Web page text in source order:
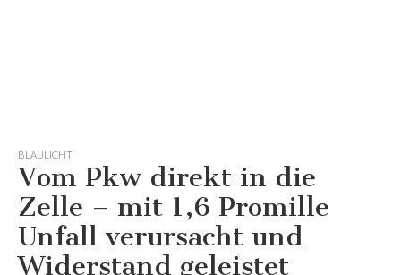
BLAULICHT
Vom Pkw direkt in die
Zelle – mit 1,6 Promille
Unfall verursacht und
Widerstand geleistet